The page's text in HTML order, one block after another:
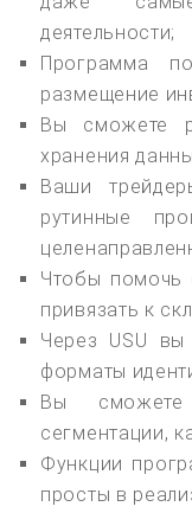
деятельности;
Программа
размещение
Вы сможете
хранения
Ваши
рутинные
Чтобы помочь
привязать к
Через USU вы
форматы
Вы
сегментации,
Функции
просты в